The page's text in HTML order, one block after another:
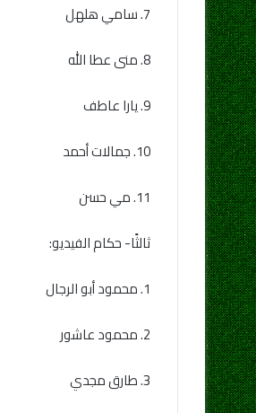
7. سامي هلهل
8. منى عطا الله
9. يارا عاطف
10. جمالات أحمد
11. مي حسن
ثالثًا- حكام الفيديو:
1. محمود أبو الرجال
2. محمود عاشور
3. طارق مجدي